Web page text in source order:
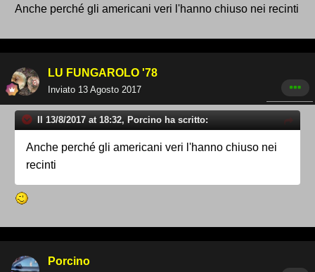
Anche perché gli americani veri l'hanno chiuso nei recinti
LU FUNGAROLO '78
Inviato 13 Agosto 2017
Il 13/8/2017 at 18:32, Porcino ha scritto:
Anche perché gli americani veri l'hanno chiuso nei
recinti
Porcino